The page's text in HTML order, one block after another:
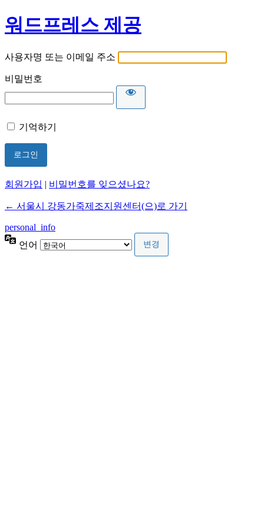
워드프레스 제공
사용자명 또는 이메일 주소
비밀번호
기억하기
회원가입 | 비밀번호를 잊으셨나요?
← 서울시 강동가죽제조지원센터(으)로 가기
personal_info
언어